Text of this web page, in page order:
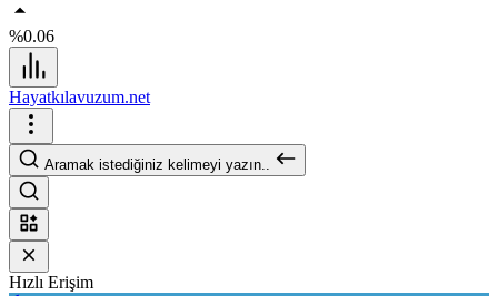
%0.06
Hayatkılavuzum.net
Aramak istediğiniz kelimeyi yazın..
Hızlı Erişim